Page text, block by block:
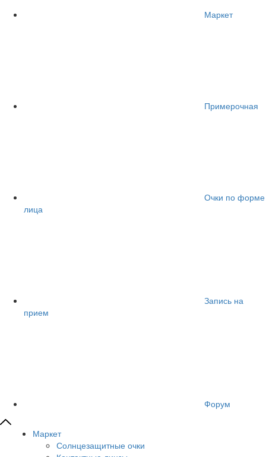
Маркет
Примерочная
Очки по форме
лица
Запись на
прием
Форум
Маркет
Солнцезащитные очки